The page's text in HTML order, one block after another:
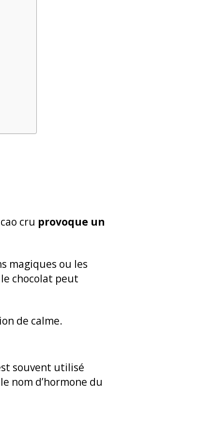
cru provoque un
magiques ou les
chocolat peut
de calme.
souvent utilisé
nom d’hormone du